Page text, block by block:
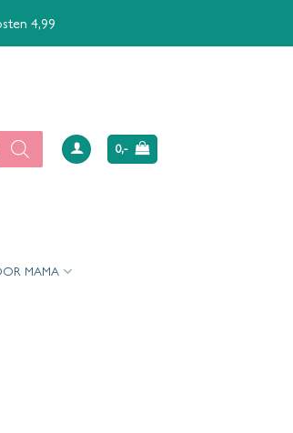
4,99
0,-
MAMA